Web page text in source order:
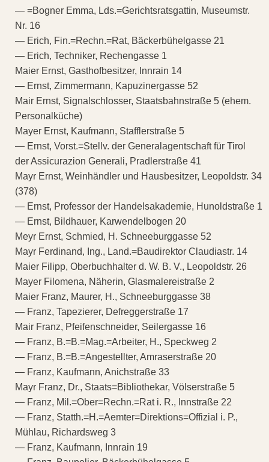
— =Bogner Emma, Lds.=Gerichtsratsgattin, Museumstr.
Nr. 16
— Erich, Fin.=Rechn.=Rat, Bäckerbühelgasse 21
— Erich, Techniker, Rechengasse 1
Maier Ernst, Gasthofbesitzer, Innrain 14
— Ernst, Zimmermann, Kapuzinergasse 52
Mair Ernst, Signalschlosser, Staatsbahnstraße 5 (ehem.
Personalküche)
Mayer Ernst, Kaufmann, Stafflerstraße 5
— Ernst, Vorst.=Stellv. der Generalagentschaft für Tirol
der Assicurazion Generali, Pradlerstraße 41
Mayr Ernst, Weinhändler und Hausbesitzer, Leopoldstr. 34
(378)
— Ernst, Professor der Handelsakademie, Hunoldstraße 1
— Ernst, Bildhauer, Karwendelbogen 20
Meyr Ernst, Schmied, H. Schneeburggasse 52
Mayr Ferdinand, Ing., Land.=Baudirektor Claudiastr. 14
Maier Filipp, Oberbuchhalter d. W. B. V., Leopoldstr. 26
Mayer Filomena, Näherin, Glasmalereistraße 2
Maier Franz, Maurer, H., Schneeburggasse 38
— Franz, Tapezierer, Defreggerstraße 17
Mair Franz, Pfeifenschneider, Seilergasse 16
— Franz, B.=B.=Mag.=Arbeiter, H., Speckweg 2
— Franz, B.=B.=Angestellter, Amraserstraße 20
— Franz, Kaufmann, Anichstraße 33
Mayr Franz, Dr., Staats=Bibliothekar, Völserstraße 5
— Franz, Mil.=Ober=Rechn.=Rat i. R., Innstraße 22
— Franz, Statth.=H.=Aemter=Direktions=Offizial i. P.,
Mühlau, Richardsweg 3
— Franz, Kaufmann, Innrain 19